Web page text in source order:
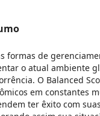
formas de
o atual ambiente
O Balanced
em constantes
ter êxito com